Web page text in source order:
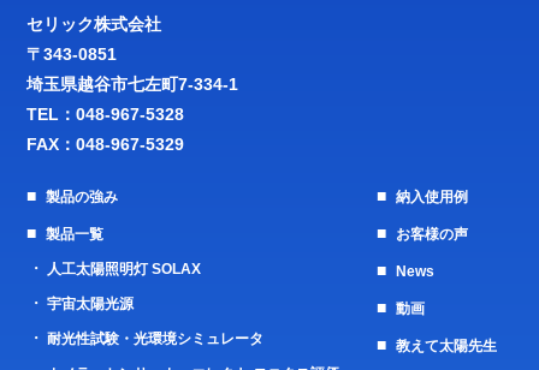
セリック株式会社
〒343-0851
埼玉県越谷市七左町7-334-1
TEL：048-967-5328
FAX：048-967-5329
製品の強み
製品一覧
人工太陽照明灯 SOLAX
宇宙太陽光源
耐光性試験・光環境シミュレータ
納入使用例
お客様の声
News
動画
教えて太陽先生